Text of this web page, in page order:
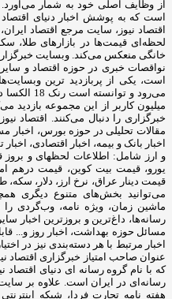
از وظایف اصلی خود به شمار می‌آورد.
است که به پوشش اخبار دنیای
اقتصاد نیوز، سایت مرجع اقتصاد
لحظه‌ای قیمت‌ها در بازارهای طلا،
خانگی منعکس می‌کند. وبسایت
نواقصات خبری در حوزه اقتصاد و
است، یکی از پربازدید ترین
می‌رود و
میلیون کاربر از این مجموعه
خبرگزاری را دنبال می‌کنند. اقتصاد
مقالات تحلیلی در حوزه بورس، اخبار
اخبار بانک و بیمه، اخبار اقتصادی،
و ارز شامل: اطلاعات لحظهای و
یورو، قیمت بیت کوین، قیمت درهم
قیمت دینار عراق، نرخ ارز، دلار،
می‌توانید بخش‌های متنوع دیگری
ماشین زمان، ویژه نامه، وب‌گردی را
رسانه‌ها، داغ‌ترین و بروزترین اخبار
مسائل حوزه بهداشت، اخبار روز و...
اخبار مرتبط با هر دسته‌بندی نیز در
عنوان صاحب امتیاز خبرگزاری اقتصاد
که با نام گروه رسانه ای دنیای
رسانه‌ای در ایران است. علاوه بر سایت
هفته ‌نامه تجارت فردا، شبکه